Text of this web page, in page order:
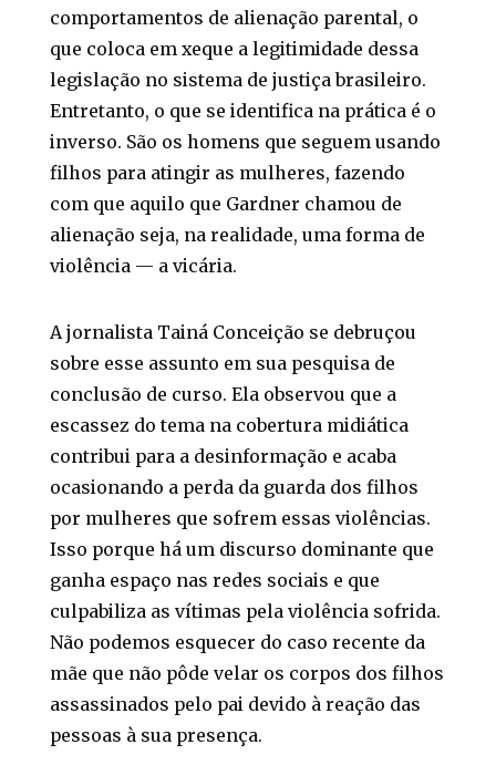
comportamentos de alienação parental, o
que coloca em xeque a legitimidade dessa
legislação no sistema de justiça brasileiro.
Entretanto, o que se identifica na prática é o
inverso. São os homens que seguem usando
filhos para atingir as mulheres, fazendo
com que aquilo que Gardner chamou de
alienação seja, na realidade, uma forma de
violência — a vicária.
A jornalista Tainá Conceição se debruçou
sobre esse assunto em sua pesquisa de
conclusão de curso. Ela observou que a
escassez do tema na cobertura midiática
contribui para a desinformação e acaba
ocasionando a perda da guarda dos filhos
por mulheres que sofrem essas violências.
Isso porque há um discurso dominante que
ganha espaço nas redes sociais e que
culpabiliza as vítimas pela violência sofrida.
Não podemos esquecer do caso recente da
mãe que não pôde velar os corpos dos filhos
assassinados pelo pai devido à reação das
pessoas à sua presença.